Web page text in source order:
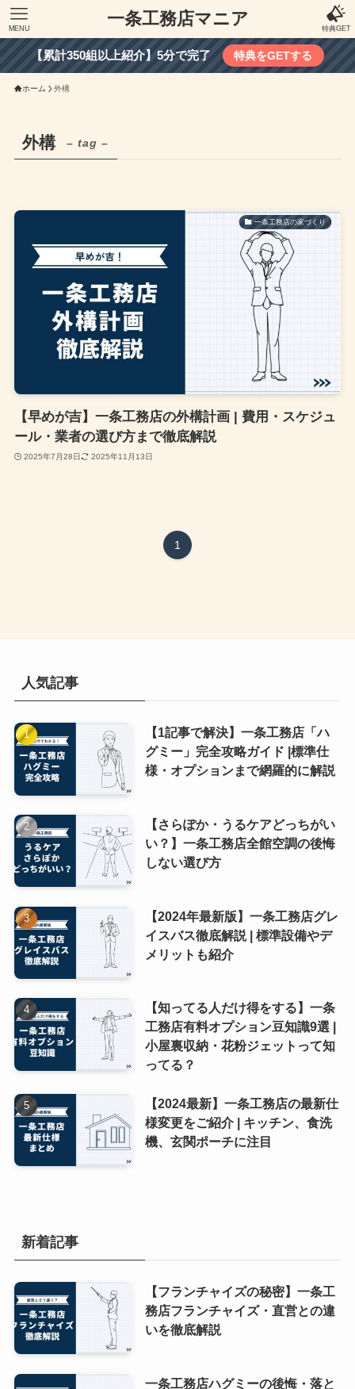
一条工務店マニア 特典GET
MENU
【累計350組以上紹介】5分で完了 特典をGETする
ホーム 外構
外構 – tag –
一条工務店の家づくり
【早めが吉】一条工務店の外構計画 | 費用・スケジュ
ール・業者の選び方まで徹底解説
2025年7月28日 2025年11月13日
1
人気記事
【1記事で解決】一条工務店「ハ
グミー」完全攻略ガイド |標準仕
様・オプションまで網羅的に解説
【さらぽか・うるケアどっちがい
い？】一条工務店全館空調の後悔
しない選び方
【2024年最新版】一条工務店グレ
イスバス徹底解説 | 標準設備やデ
メリットも紹介
【知ってる人だけ得をする】一条
工務店有料オプション豆知識9選 |
小屋裏収納・花粉ジェットって知
ってる？
【2024最新】一条工務店の最新仕
様変更をご紹介 | キッチン、食洗
機、玄関ポーチに注目
新着記事
【フランチャイズの秘密】一条工
務店フランチャイズ・直営との違
いを徹底解説
一条工務店ハグミーの後悔・落と